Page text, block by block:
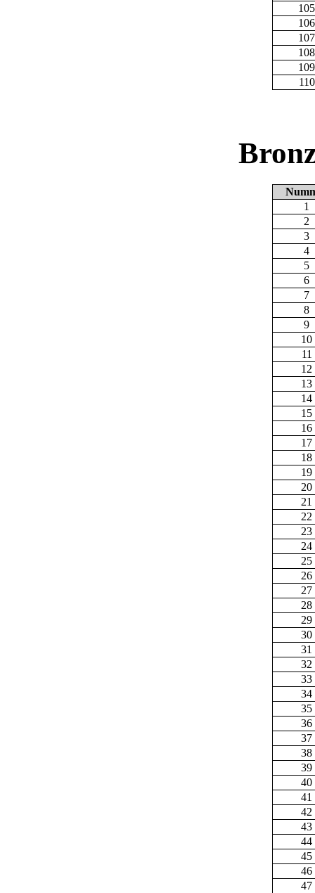
105
106
107
108
109
110
1
2
3
4
5
6
7
8
9
10
11
12
13
14
15
16
17
18
19
20
21
22
23
24
25
26
27
28
29
30
31
32
33
34
35
36
37
38
39
40
41
42
43
44
45
46
47